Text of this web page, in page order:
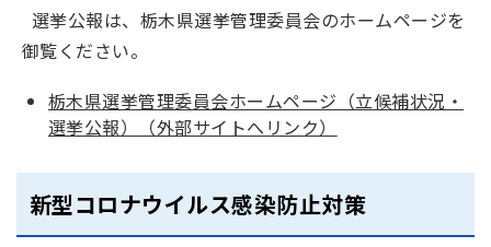
選挙公報は、栃木県選挙管理委員会のホームページを
御覧ください。
栃木県選挙管理委員会ホームページ（立候補状況・
選挙公報）（外部サイトへリンク）
新型コロナウイルス感染防止対策